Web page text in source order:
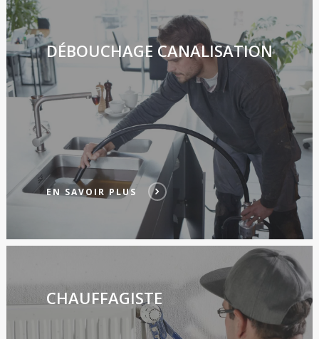
DÉBOUCHAGE CANALISATION
EN SAVOIR PLUS
CHAUFFAGISTE